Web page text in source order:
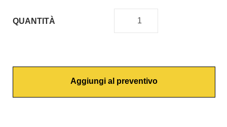
QUANTITÀ
C
T
C
Aggiungi al preventivo